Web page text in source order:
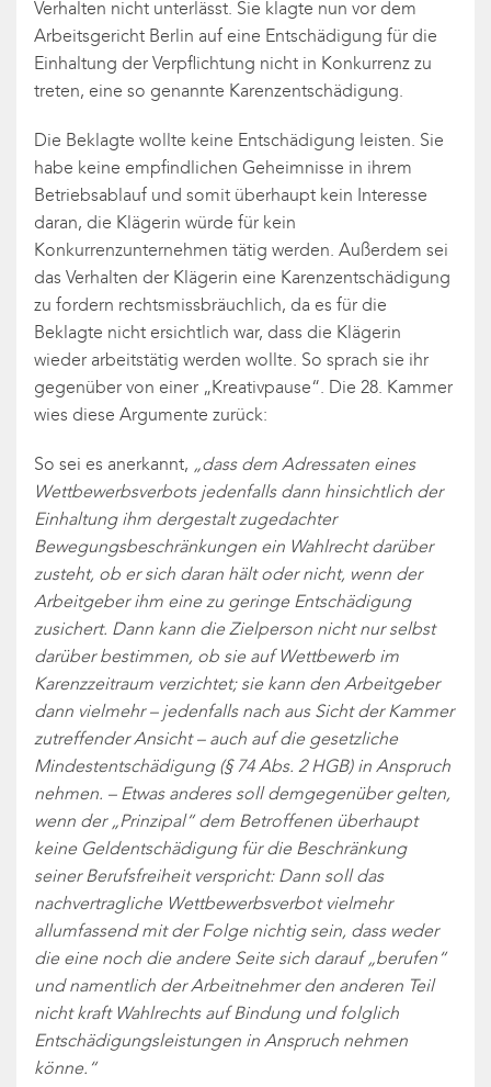
Verhalten nicht unterlässt. Sie klagte nun vor dem
Arbeitsgericht Berlin auf eine Entschädigung für die
Einhaltung der Verpflichtung nicht in Konkurrenz zu
treten, eine so genannte Karenzentschädigung.
Die Beklagte wollte keine Entschädigung leisten. Sie
habe keine empfindlichen Geheimnisse in ihrem
Betriebsablauf und somit überhaupt kein Interesse
daran, die Klägerin würde für kein
Konkurrenzunternehmen tätig werden. Außerdem sei
das Verhalten der Klägerin eine Karenzentschädigung
zu fordern rechtsmissbräuchlich, da es für die
Beklagte nicht ersichtlich war, dass die Klägerin
wieder arbeitstätig werden wollte. So sprach sie ihr
gegenüber von einer „Kreativpause“. Die 28. Kammer
wies diese Argumente zurück:
So sei es anerkannt, „dass dem Adressaten eines
Wettbewerbsverbots jedenfalls dann hinsichtlich der
Einhaltung ihm dergestalt zugedachter
Bewegungsbeschränkungen ein Wahlrecht darüber
zusteht, ob er sich daran hält oder nicht, wenn der
Arbeitgeber ihm eine zu geringe Entschädigung
zusichert. Dann kann die Zielperson nicht nur selbst
darüber bestimmen, ob sie auf Wettbewerb im
Karenzzeitraum verzichtet; sie kann den Arbeitgeber
dann vielmehr – jedenfalls nach aus Sicht der Kammer
zutreffender Ansicht – auch auf die gesetzliche
Mindestentschädigung (§ 74 Abs. 2 HGB) in Anspruch
nehmen. – Etwas anderes soll demgegenüber gelten,
wenn der „Prinzipal“ dem Betroffenen überhaupt
keine Geldentschädigung für die Beschränkung
seiner Berufsfreiheit verspricht: Dann soll das
nachvertragliche Wettbewerbsverbot vielmehr
allumfassend mit der Folge nichtig sein, dass weder
die eine noch die andere Seite sich darauf „berufen“
und namentlich der Arbeitnehmer den anderen Teil
nicht kraft Wahlrechts auf Bindung und folglich
Entschädigungsleistungen in Anspruch nehmen
könne.“